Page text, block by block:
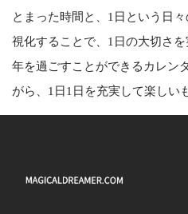
とまった時間と、1日という日
視化することで、1日の大切さ
年を過ごすことができるカレン
がら、1日1日を充実して楽しい